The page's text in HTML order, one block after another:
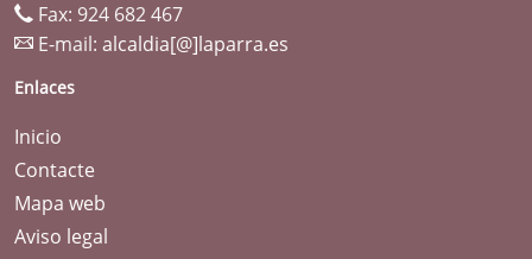
Fax: 924 682 467
E-mail: alcaldia[@]laparra.es
Enlaces
Inicio
Contacte
Mapa web
Aviso legal